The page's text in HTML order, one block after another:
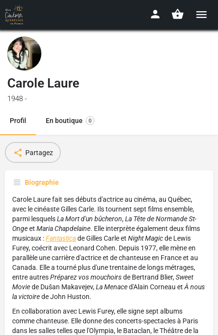
Carole Laure
1948 -
Profil En boutique 0
Partagez
Biographie
Carole Laure fait ses débuts d'actrice au cinéma, au Québec,
avec le cinéaste Gilles Carle. Ils tournent sept films ensemble,
parmi lesquelsLa Mort d'un bûcheron,La Tête de Normande St-
Ongeet Maria Chapdelaine. Elle interprète également deux films
musicaux :Fantasticade Gilles Carle et Night Magicde Lewis
Furey, coécrit avec Leonard Cohen. Depuis 1977, elle mène en
parallèle une carrière d'actrice et de chanteuse en France et au
Canada. Elle a tourné plus d'une trentaine de longs métrages,
entre autresPréparez vos mouchoirsde Bertrand Blier,Sweet
Moviede Dušan Makavejev,La Menaced'Alain Corneau et À nous
la victoirede John Huston.
En collaboration avec Lewis Furey, elle signe sept albums
comme chanteuse. Elle donne des concerts-spectacles à Paris
dans les salles telles que l'Olympia, le Bataclan, le Théâtre de la